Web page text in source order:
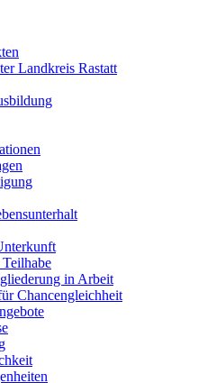
Landkreis Rastatt
in Arbeit
Chancengleichheit